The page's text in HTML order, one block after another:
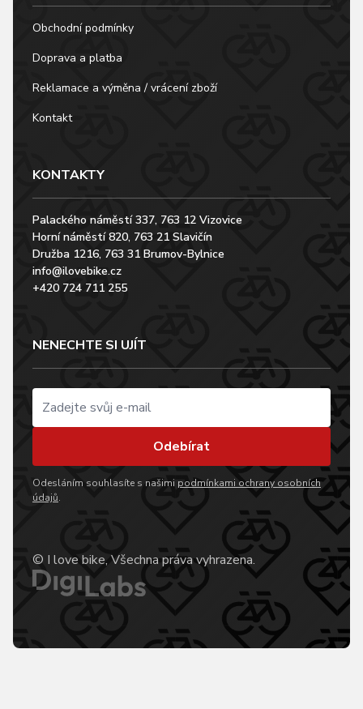
Obchodní podmínky
Doprava a platba
Reklamace a výměna / vrácení zboží
Kontakt
KONTAKTY
Palackého náměstí 337, 763 12 Vizovice
Horní náměstí 820, 763 21 Slavičín
Družba 1216, 763 31 Brumov-Bylnice
info@ilovebike.cz
+420 724 711 255
NENECHTE SI UJÍT
Odebírat
Odesláním souhlasíte s našimi podmínkami ochrany osobních
údajů.
© I love bike, Všechna práva vyhrazena.